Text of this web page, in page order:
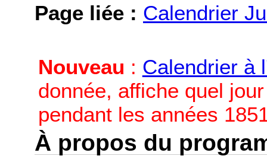
Page liée : Calendrier
Nouveau : Calendrier à
donnée, affiche quel
pendant les années
À propos du